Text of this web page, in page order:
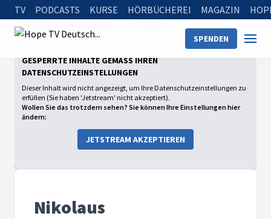
TV PODCASTS KURSE HÖRBÜCHEREI MAGAZIN
SPENDEN
Startseite
GESPERRTE INHALTE GEMÄSS IHREN D
ATENSCHUTZEINSTELLUNGEN
Dieser Inhalt wird nicht angezeigt, um Ihre Datenschutzeinstellungen zu
erfüllen (Sie haben 'Jetstream' nicht akzeptiert).
Wollen Sie das trotzdem sehen? Sie können Ihre Einstellungen hier
ändern:
JETSTREAM AKZEPTIEREN
Nikolaus